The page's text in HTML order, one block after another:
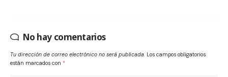
No hay comentarios
Tu dirección de correo electrónico no será publicada. Los campos obligatorios
están marcados con *